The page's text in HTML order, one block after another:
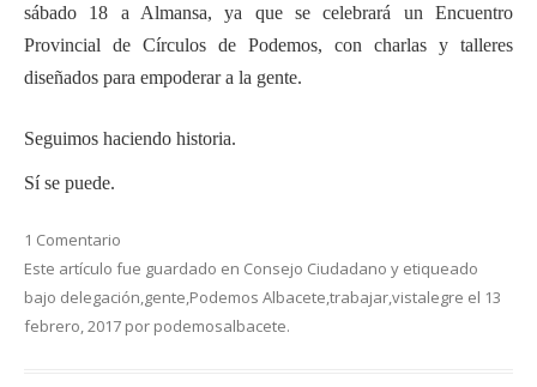
sábado 18 a Almansa, ya que se celebrará un Encuentro
Provincial de Círculos de Podemos, con charlas y talleres
diseñados para empoderar a la gente.
Seguimos haciendo historia.
Sí se puede.
1 Comentario
Este artículo fue guardado en Consejo Ciudadano y etiqueado
bajo delegación,gente,Podemos Albacete,trabajar,vistalegre el 13
febrero, 2017 por podemosalbacete.